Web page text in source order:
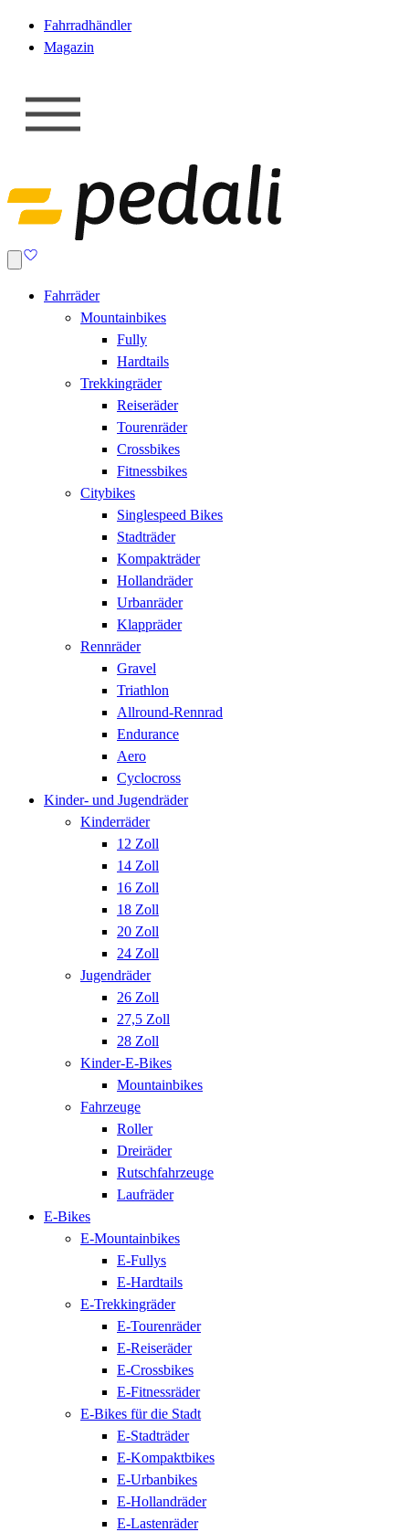
Fahrradhändler
Magazin
Fahrräder
Mountainbikes
Fully
Hardtails
Trekkingräder
Reiseräder
Tourenräder
Crossbikes
Fitnessbikes
Citybikes
Singlespeed Bikes
Stadträder
Kompakträder
Hollandräder
Urbanräder
Klappräder
Rennräder
Gravel
Triathlon
Allround-Rennrad
Endurance
Aero
Cyclocross
Kinder- und Jugendräder
Kinderräder
12 Zoll
14 Zoll
16 Zoll
18 Zoll
20 Zoll
24 Zoll
Jugendräder
26 Zoll
27,5 Zoll
28 Zoll
Kinder-E-Bikes
Mountainbikes
Fahrzeuge
Roller
Dreiräder
Rutschfahrzeuge
Laufräder
E-Bikes
E-Mountainbikes
E-Fullys
E-Hardtails
E-Trekkingräder
E-Tourenräder
E-Reiseräder
E-Crossbikes
E-Fitnessräder
E-Bikes für die Stadt
E-Stadträder
E-Kompaktbikes
E-Urbanbikes
E-Hollandräder
E-Lastenräder